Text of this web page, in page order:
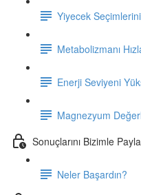
Yiyecek
Metabolizmanı
Enerji Seviyeni
Magnezyum
Sonuçlarını Bizimle
Neler Başardın?